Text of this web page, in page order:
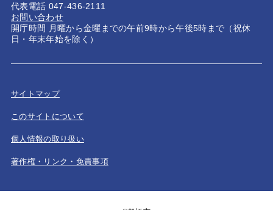
代表電話 047-436-2111
お問い合わせ
開庁時間 月曜から金曜までの午前9時から午後5時まで（祝休
日・年末年始を除く）
サイトマップ
このサイトについて
個人情報の取り扱い
著作権・リンク・免責事項